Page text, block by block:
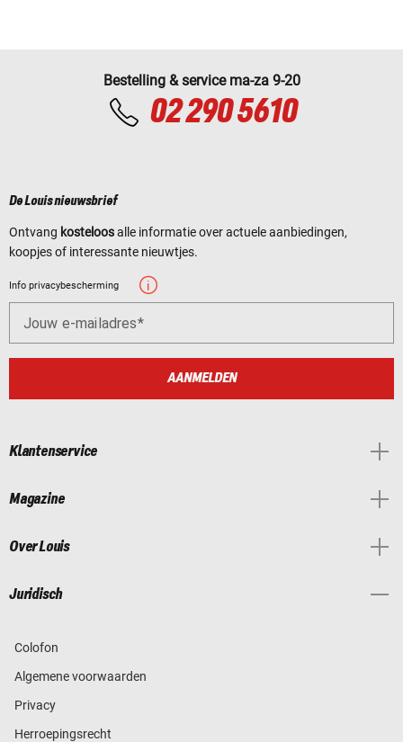
Bestelling & service ma-za 9-20
02 290 5610
De Louis nieuwsbrief
Ontvang kosteloosalle informatie over actuele aanbiedingen,
koopjes of interessante nieuwtjes.
Info privacybescherming
Jouw e-mailadres
AANMELDEN
Klantenservice
Magazine
Over Louis
Juridisch
Colofon
Algemene voorwaarden
Privacy
Herroepingsrecht